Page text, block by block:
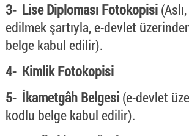
3- Lise Diploması Fotokopisi
edilmek şartıyla, e-devlet
belge kabul edilir).
4- Kimlik Fotokopisi
5- İkametgâh Belgesi(e-devlet
kodlu belge kabul edilir).